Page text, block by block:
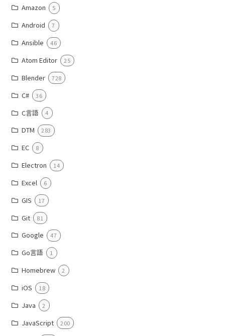
Amazon 5
Android 7
Ansible 46
Atom Editor 25
Blender 728
C# 36
C言語 4
DTM 283
EC 8
Electron 14
Excel 6
GIS 17
Git 81
Google 47
Go言語 1
Homebrew 2
iOS 18
Java 2
JavaScript 200